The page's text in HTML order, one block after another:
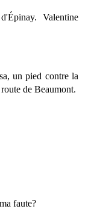
Valentine
un pied contre la
de Beaumont.
faute?